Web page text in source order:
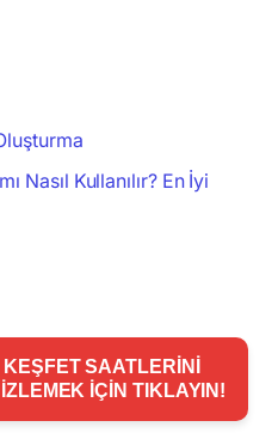
Nasıl Kullanılır? En İyi
KEŞFET SAATLERİNİ
İÇİN TIKLAYIN!